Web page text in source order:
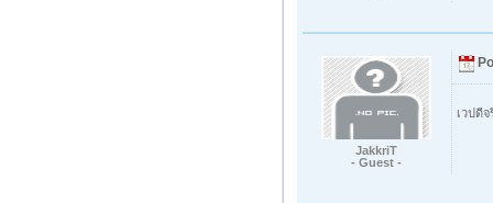
JakkriT
- Guest -
เวปดี